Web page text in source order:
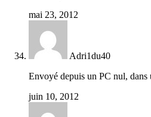
mai 23, 2012
Adri1du40
Envoyé depuis un PC nul, dans
juin 10, 2012